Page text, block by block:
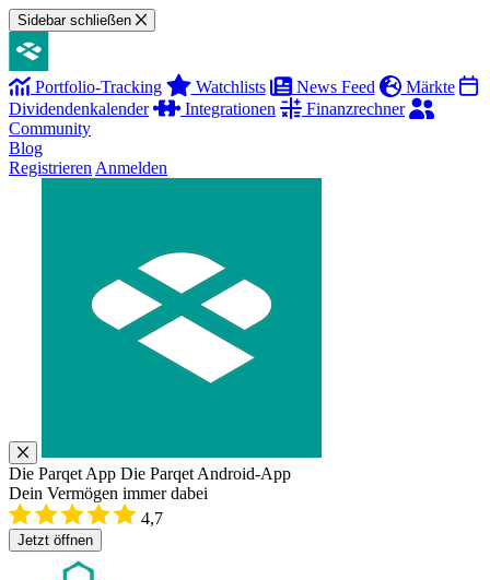
Sidebar schließen
Portfolio-Tracking Watchlists News Feed
Märkte
Dividendenkalender
Integrationen
Finanzrechner
Community
Blog
Registrieren Anmelden
Die Parqet App Die Parqet Android-App
Dein Vermögen immer dabei
4,7
Jetzt öffnen